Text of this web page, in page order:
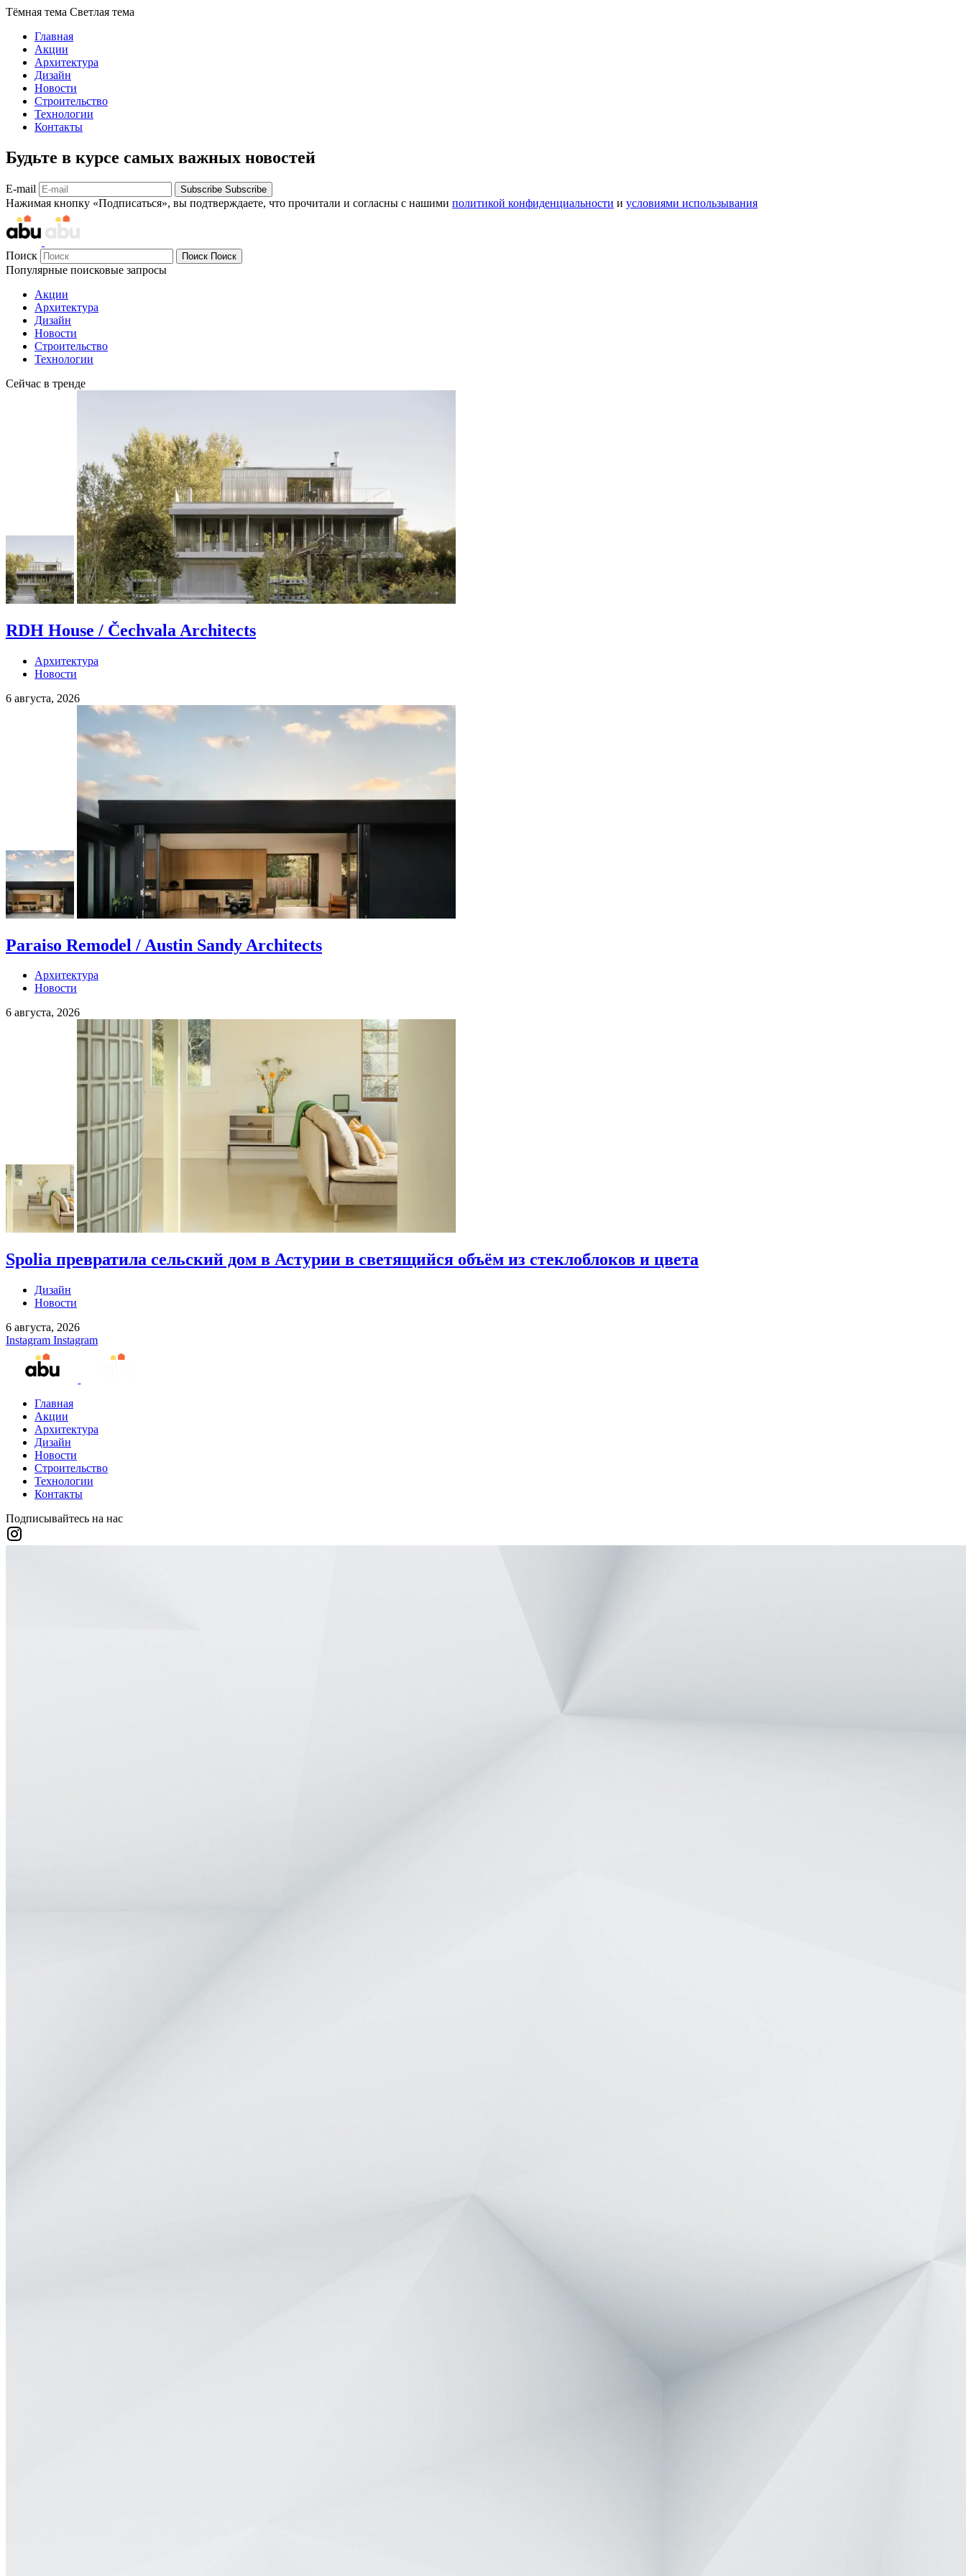
Тёмная тема Светлая тема
Главная
Акции
Архитектура
Дизайн
Новости
Строительство
Технологии
Контакты
Будьте в курсе самых важных новостей
E-mail Subscribe Subscribe
Нажимая кнопку «Подписаться», вы подтверждаете, что прочитали и согласны с нашими политикой конфиденциальности и условиями использывания
Поиск Поиск Поиск
Популярные поисковые запросы
Акции
Архитектура
Дизайн
Новости
Строительство
Технологии
Сейчас в тренде
RDH House / Čechvala Architects
Архитектура
Новости
6 августа, 2026
Paraiso Remodel / Austin Sandy Architects
Архитектура
Новости
6 августа, 2026
Spolia превратила сельский дом в Астурии в светящийся объём из стеклоблоков и цвета
Дизайн
Новости
6 августа, 2026
Instagram Instagram
Главная
Акции
Архитектура
Дизайн
Новости
Строительство
Технологии
Контакты
Подписывайтесь на нас